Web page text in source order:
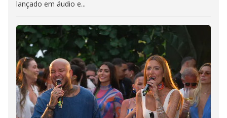
lançado em áudio e...